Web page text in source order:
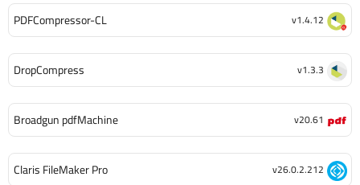
PDFCompressor-CL v1.4.12
DropCompress v1.3.3
Broadgun pdfMachine v20.61
Claris FileMaker Pro v26.0.2.212